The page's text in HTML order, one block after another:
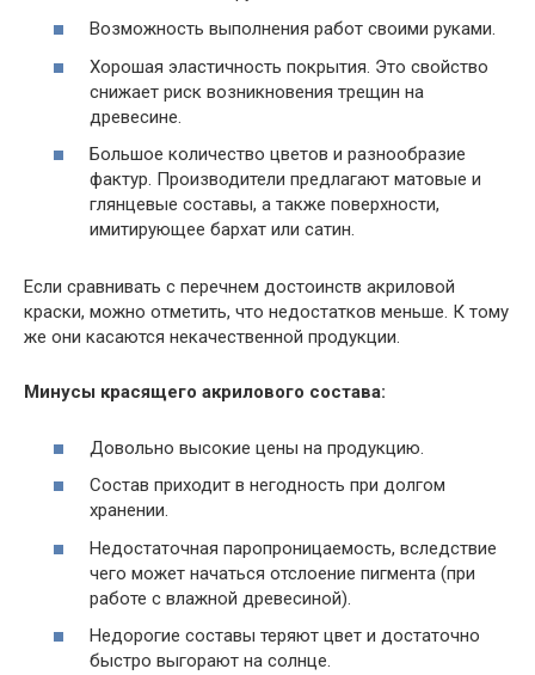
Возможность выполнения работ своими руками.
Хорошая эластичность покрытия. Это свойство
снижает риск возникновения трещин на
древесине.
Большое количество цветов и разнообразие
фактур. Производители предлагают матовые и
глянцевые составы, а также поверхности,
имитирующее бархат или сатин.
Если сравнивать с перечнем достоинств акриловой
краски, можно отметить, что недостатков меньше. К тому
же они касаются некачественной продукции.
Минусы красящего акрилового состава:
Довольно высокие цены на продукцию.
Состав приходит в негодность при долгом
хранении.
Недостаточная паропроницаемость, вследствие
чего может начаться отслоение пигмента (при
работе с влажной древесиной).
Недорогие составы теряют цвет и достаточно
быстро выгорают на солнце.